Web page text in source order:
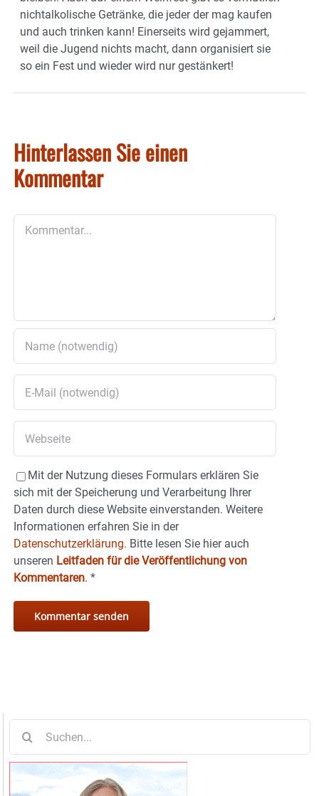
nichtalkolische Getränke, die jeder der mag kaufen
und auch trinken kann! Einerseits wird gejammert,
weil die Jugend nichts macht, dann organisiert sie
so ein Fest und wieder wird nur gestänkert!
Hinterlassen Sie einen
Kommentar
Mit der Nutzung dieses Formulars erklären Sie
sich mit der Speicherung und Verarbeitung Ihrer
Daten durch diese Website einverstanden. Weitere
Informationen erfahren Sie in der
Datenschutzerklärung. Bitte lesen Sie hier auch
unseren Leitfaden für die Veröffentlichung von
Kommentaren. *
nach: